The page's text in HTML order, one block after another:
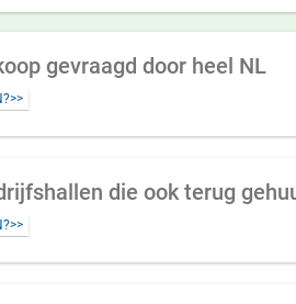
gevraagd door heel NL
die ook terug